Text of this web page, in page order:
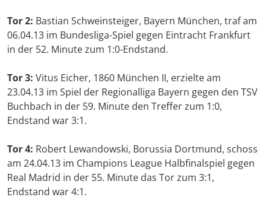
Tor 2: Bastian Schweinsteiger, Bayern München, traf am
06.04.13 im Bundesliga-Spiel gegen Eintracht Frankfurt
in der 52. Minute zum 1:0-Endstand.
Tor 3: Vitus Eicher, 1860 München II, erzielte am
23.04.13 im Spiel der Regionalliga Bayern gegen den TSV
Buchbach in der 59. Minute den Treffer zum 1:0,
Endstand war 3:1.
Tor 4: Robert Lewandowski, Borussia Dortmund, schoss
am 24.04.13 im Champions League Halbfinalspiel gegen
Real Madrid in der 55. Minute das Tor zum 3:1,
Endstand war 4:1.